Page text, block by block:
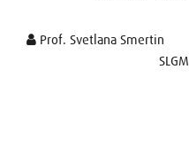
Prof. Svetlana Smertin
SLGM